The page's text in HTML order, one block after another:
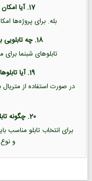
17. آیا امکان سفارش تعداد بالا وجود دارد؟
بله. برای پروژه‌ها
18. چه تابلویی برای محیط تاریک مناسب است؟
تابلوهای شبنما
19. آیا تابلوها در برابر آفتاب مقاوم هستند؟
در صورت استفاده از متریال
20. چگونه تابلو ایمنی مناسب انتخاب کنیم؟
برای انتخاب تابلو
و